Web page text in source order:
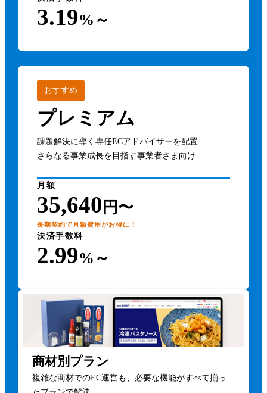
3.19%～
おすすめ
プレミアム
課題解決に導く専任ECアドバイザーを配置
さらなる事業成長を目指す事業者さま向け
月額
35,640 円〜
長期契約で月額費用がお得に！
決済手数料
2.99%～
商材別プラン
複雑な商材でのEC運営も、必要な機能がすべて揃っ